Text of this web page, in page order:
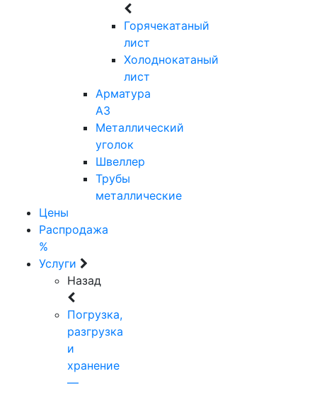
Горячекатаный
лист
Холоднокатаный
лист
Арматура
А3
Металлический
уголок
Швеллер
Трубы
металлические
Цены
Распродажа
%
Услуги
Назад
Погрузка,
разгрузка
и
хранение
—